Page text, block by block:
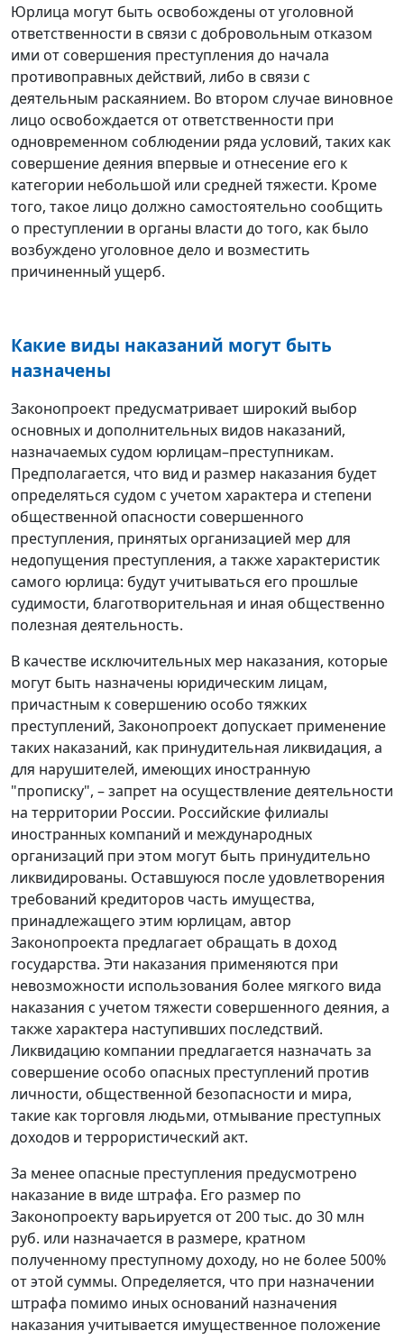
Юрлица могут быть освобождены от уголовной
ответственности в связи с добровольным отказом
ими от совершения преступления до начала
противоправных действий, либо в связи с
деятельным раскаянием. Во втором случае виновное
лицо освобождается от ответственности при
одновременном соблюдении ряда условий, таких как
совершение деяния впервые и отнесение его к
категории небольшой или средней тяжести. Кроме
того, такое лицо должно самостоятельно сообщить
о преступлении в органы власти до того, как было
возбуждено уголовное дело и возместить
причиненный ущерб.
Какие виды наказаний могут быть
назначены
Законопроект предусматривает широкий выбор
основных и дополнительных видов наказаний,
назначаемых судом юрлицам–преступникам.
Предполагается, что вид и размер наказания будет
определяться судом с учетом характера и степени
общественной опасности совершенного
преступления, принятых организацией мер для
недопущения преступления, а также характеристик
самого юрлица: будут учитываться его прошлые
судимости, благотворительная и иная общественно
полезная деятельность.
В качестве исключительных мер наказания, которые
могут быть назначены юридическим лицам,
причастным к совершению особо тяжких
преступлений, Законопроект допускает применение
таких наказаний, как принудительная ликвидация, а
для нарушителей, имеющих иностранную
"прописку", – запрет на осуществление деятельности
на территории России. Российские филиалы
иностранных компаний и международных
организаций при этом могут быть принудительно
ликвидированы. Оставшуюся после удовлетворения
требований кредиторов часть имущества,
принадлежащего этим юрлицам, автор
Законопроекта предлагает обращать в доход
государства. Эти наказания применяются при
невозможности использования более мягкого вида
наказания с учетом тяжести совершенного деяния, а
также характера наступивших последствий.
Ликвидацию компании предлагается назначать за
совершение особо опасных преступлений против
личности, общественной безопасности и мира,
такие как торговля людьми, отмывание преступных
доходов и террористический акт.
За менее опасные преступления предусмотрено
наказание в виде штрафа. Его размер по
Законопроекту варьируется от 200 тыс. до 30 млн
руб. или назначается в размере, кратном
полученному преступному доходу, но не более 500%
от этой суммы. Определяется, что при назначении
штрафа помимо иных оснований назначения
наказания учитывается имущественное положение